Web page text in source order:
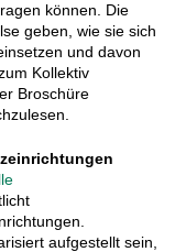
können. Die
geben, wie sie sich
und davon
Kollektiv
Broschüre
aufgestellt sein,